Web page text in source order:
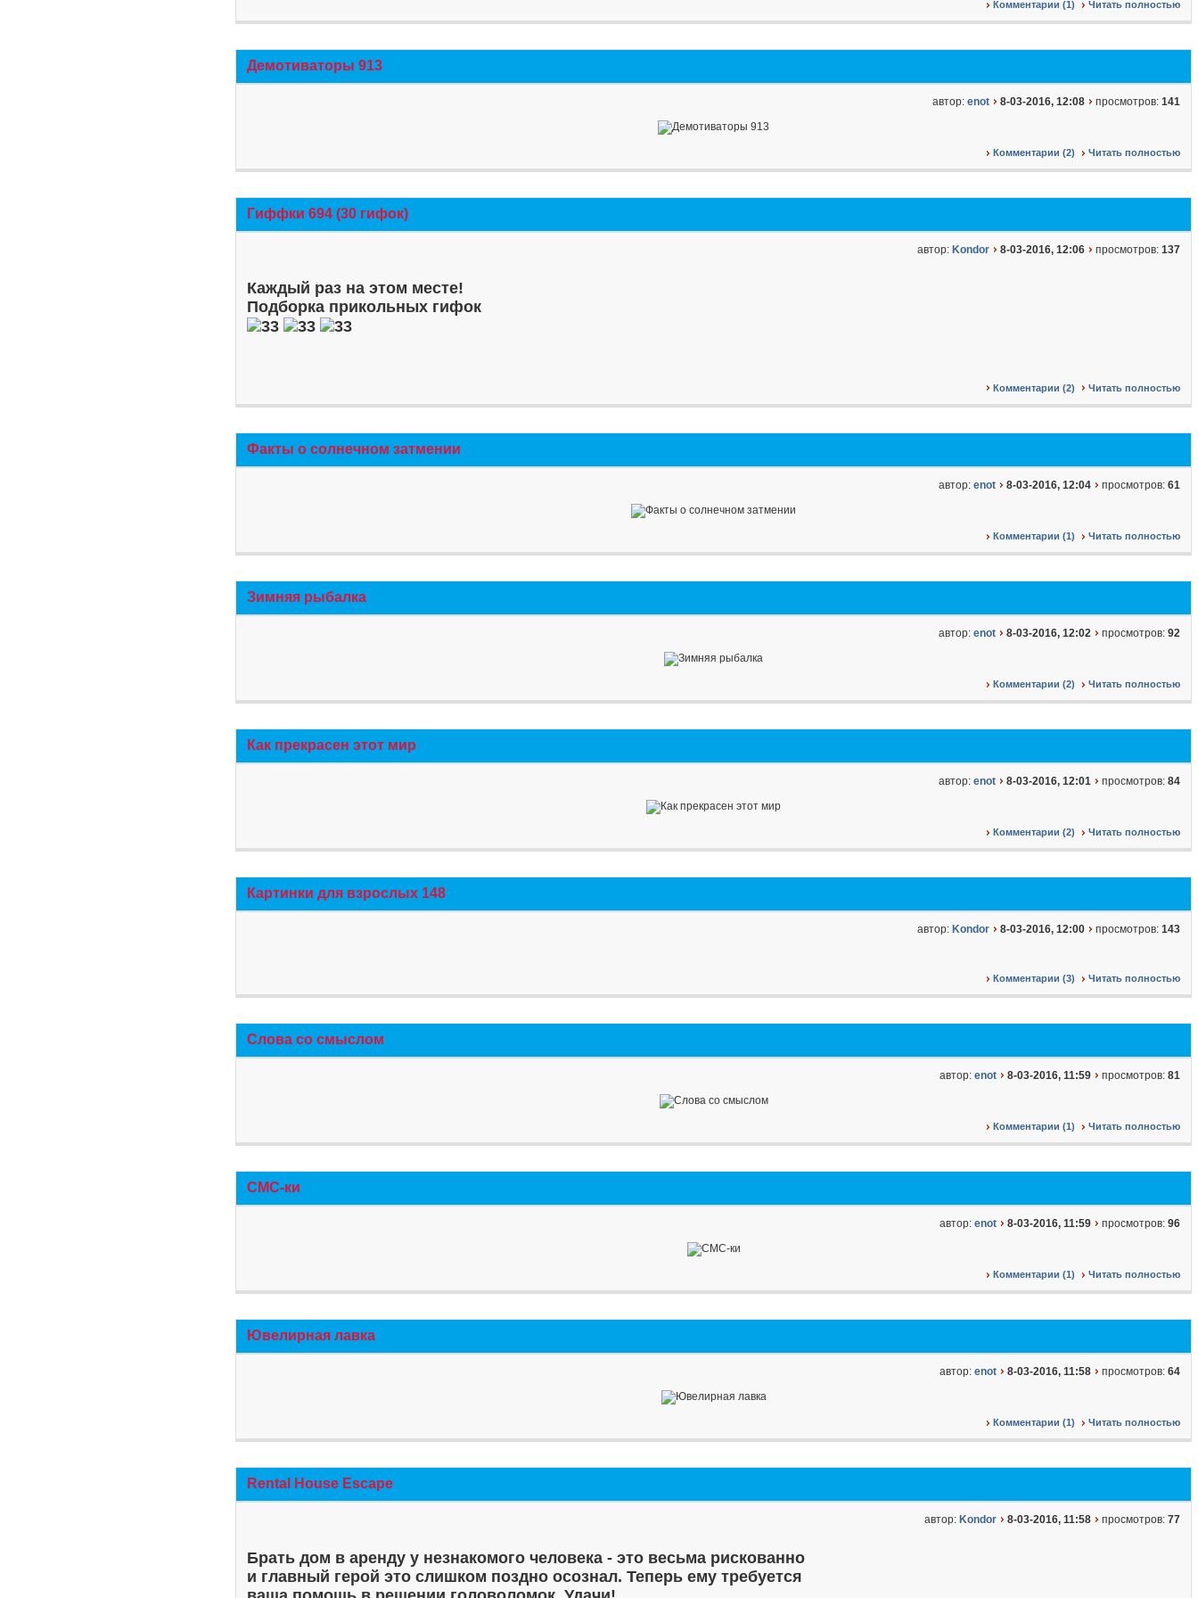
Комментарии (1) Читать полностью
Демотиваторы 913
автор: enot 8-03-2016, 12:08 просмотров: 141
Комментарии (2) Читать полностью
Гиффки 694 (30 гифок)
автор: Kondor 8-03-2016, 12:06 просмотров: 137
Каждый раз на этом месте!
Подборка прикольных гифок
Комментарии (2) Читать полностью
Факты о солнечном затмении
автор: enot 8-03-2016, 12:04 просмотров: 61
Комментарии (1) Читать полностью
Зимняя рыбалка
автор: enot 8-03-2016, 12:02 просмотров: 92
Комментарии (2) Читать полностью
Как прекрасен этот мир
автор: enot 8-03-2016, 12:01 просмотров: 84
Комментарии (2) Читать полностью
Картинки для взрослых 148
автор: Kondor 8-03-2016, 12:00 просмотров: 143
Комментарии (3) Читать полностью
Слова со смыслом
автор: enot 8-03-2016, 11:59 просмотров: 81
Комментарии (1) Читать полностью
СМС-ки
автор: enot 8-03-2016, 11:59 просмотров: 96
Комментарии (1) Читать полностью
Ювелирная лавка
автор: enot 8-03-2016, 11:58 просмотров: 64
Комментарии (1) Читать полностью
Rental House Escape
автор: Kondor 8-03-2016, 11:58 просмотров: 77
Брать дом в аренду у незнакомого человека - это весьма рискованно
и главный герой это слишком поздно осознал. Теперь ему требуется